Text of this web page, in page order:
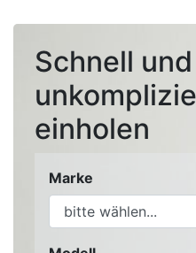
Schnell und
einholen
Marke